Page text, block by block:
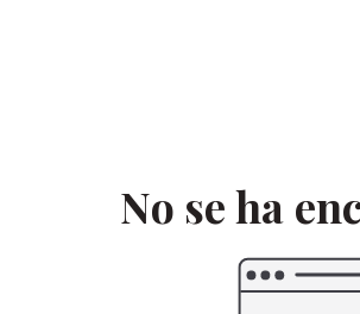
No se ha